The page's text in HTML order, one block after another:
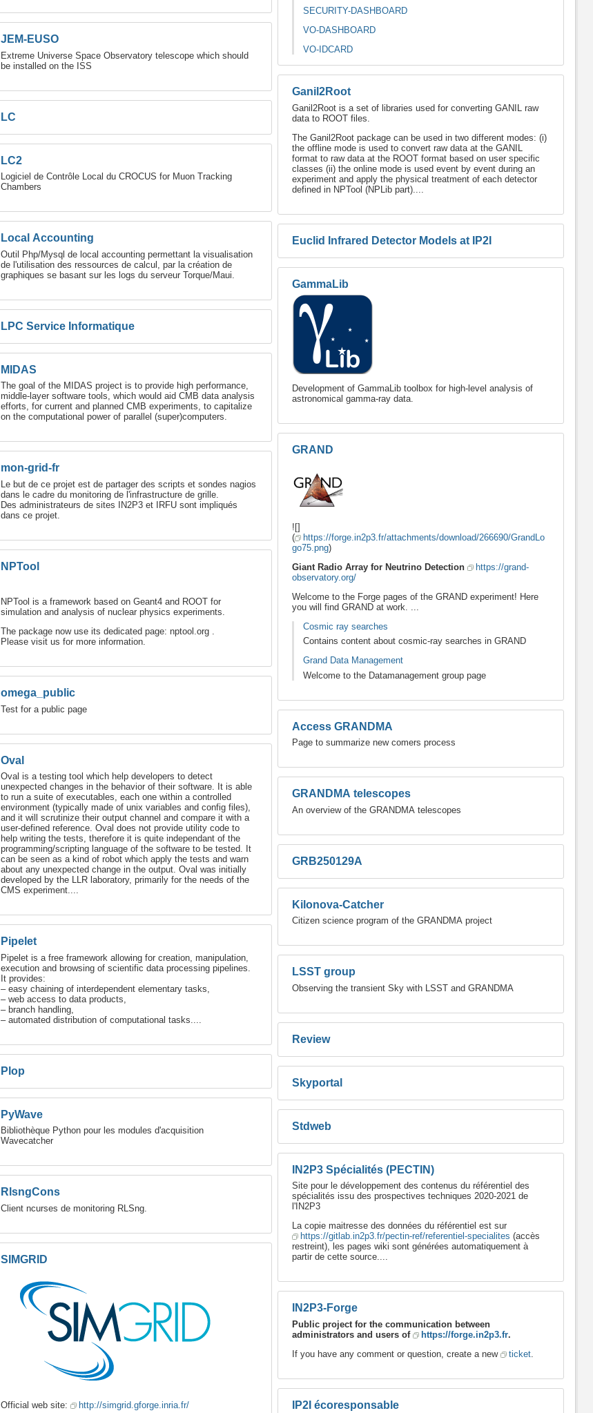
JEM-EUSO
Extreme Universe Space Observatory telescope which should
be installed on the ISS
LC
LC2
Logiciel de Contrôle Local du CROCUS for Muon Tracking
Chambers
Local Accounting
Outil Php/Mysql de local accounting permettant la visualisation
de l'utilisation des ressources de calcul, par la création de
graphiques se basant sur les logs du serveur Torque/Maui.
LPC Service Informatique
MIDAS
The goal of the MIDAS project is to provide high performance,
middle-layer software tools, which would aid CMB data analysis
efforts, for current and planned CMB experiments, to capitalize
on the computational power of parallel (super)computers.
mon-grid-fr
Le but de ce projet est de partager des scripts et sondes nagios
dans le cadre du monitoring de l'infrastructure de grille.
Des administrateurs de sites IN2P3 et IRFU sont impliqués
dans ce projet.
NPTool
NPTool is a framework based on Geant4 and ROOT for
simulation and analysis of nuclear physics experiments.
The package now use its dedicated page: nptool.org .
Please visit us for more information.
omega_public
Test for a public page
Oval
Oval is a testing tool which help developers to detect
unexpected changes in the behavior of their software. It is able
to run a suite of executables, each one within a controlled
environment (typically made of unix variables and config files),
and it will scrutinize their output channel and compare it with a
user-defined reference. Oval does not provide utility code to
help writing the tests, therefore it is quite independant of the
programming/scripting language of the software to be tested. It
can be seen as a kind of robot which apply the tests and warn
about any unexpected change in the output. Oval was initially
developed by the LLR laboratory, primarily for the needs of the
CMS experiment....
Pipelet
Pipelet is a free framework allowing for creation, manipulation,
execution and browsing of scientific data processing pipelines.
It provides:
– easy chaining of interdependent elementary tasks,
– web access to data products,
– branch handling,
– automated distribution of computational tasks....
Plop
PyWave
Bibliothèque Python pour les modules d'acquisition
Wavecatcher
RlsngCons
Client ncurses de monitoring RLSng.
SIMGRID
Official web site: http://simgrid.gforge.inria.fr/
SECURITY-DASHBOARD
VO-DASHBOARD
VO-IDCARD
Ganil2Root
Ganil2Root is a set of libraries used for converting GANIL raw
data to ROOT files.
The Ganil2Root package can be used in two different modes: (i)
the offline mode is used to convert raw data at the GANIL
format to raw data at the ROOT format based on user specific
classes (ii) the online mode is used event by event during an
experiment and apply the physical treatment of each detector
defined in NPTool (NPLib part)....
Euclid Infrared Detector Models at IP2I
GammaLib
Development of GammaLib toolbox for high-level analysis of
astronomical gamma-ray data.
GRAND
![]
(
https://forge.in2p3.fr/attachments/download/266690/GrandLo
go75.png)
Giant Radio Array for Neutrino Detection
https://grand-
observatory.org/
Welcome to the Forge pages of the GRAND experiment! Here
you will find GRAND at work. ...
Cosmic ray searches
Contains content about cosmic-ray searches in GRAND
Grand Data Management
Welcome to the Datamanagement group page
Access GRANDMA
Page to summarize new comers process
GRANDMA telescopes
An overview of the GRANDMA telescopes
GRB250129A
Kilonova-Catcher
Citizen science program of the GRANDMA project
LSST group
Observing the transient Sky with LSST and GRANDMA
Review
Skyportal
Stdweb
IN2P3 Spécialités (PECTIN)
Site pour le développement des contenus du référentiel des
spécialités issu des prospectives techniques 2020-2021 de
l'IN2P3
La copie maitresse des données du référentiel est sur
https://gitlab.in2p3.fr/pectin-ref/referentiel-specialites (accès
restreint), les pages wiki sont générées automatiquement à
partir de cette source....
IN2P3-Forge
Public project for the communication between
administrators and users of
https://forge.in2p3.fr.
If you have any comment or question, create a new
ticket
IP2I écoresponsable